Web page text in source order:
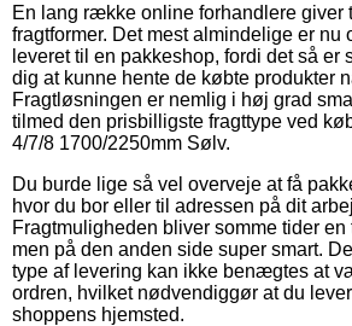
En lang række online forhandlere giver
fragtformer. Det mest almindelige er nu
leveret til en pakkeshop, fordi det så er
dig at kunne hente de købte produkter
Fragtløsningen er nemlig i høj grad
tilmed den prisbilligste fragttype ved
4/7/8 1700/2250mm Sølv.
Du burde lige så vel overveje at få
hvor du bor eller til adressen på dit
Fragtmuligheden bliver somme tider en
men på den anden side super smart.
type af levering kan ikke benægtes at
ordren, hvilket nødvendiggør at du
shoppens hjemsted.